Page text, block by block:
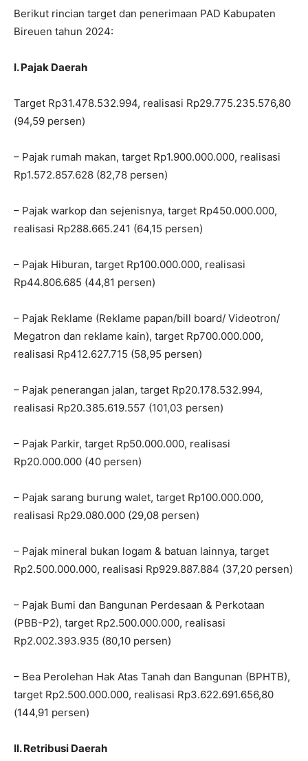
Berikut rincian target dan penerimaan PAD Kabupaten
Bireuen tahun 2024:
I. Pajak Daerah
Target Rp31.478.532.994, realisasi Rp29.775.235.576,80
(94,59 persen)
– Pajak rumah makan, target Rp1.900.000.000, realisasi
Rp1.572.857.628 (82,78 persen)
– Pajak warkop dan sejenisnya, target Rp450.000.000,
realisasi Rp288.665.241 (64,15 persen)
– Pajak Hiburan, target Rp100.000.000, realisasi
Rp44.806.685 (44,81 persen)
– Pajak Reklame (Reklame papan/bill board/ Videotron/
Megatron dan reklame kain), target Rp700.000.000,
realisasi Rp412.627.715 (58,95 persen)
– Pajak penerangan jalan, target Rp20.178.532.994,
realisasi Rp20.385.619.557 (101,03 persen)
– Pajak Parkir, target Rp50.000.000, realisasi
Rp20.000.000 (40 persen)
– Pajak sarang burung walet, target Rp100.000.000,
realisasi Rp29.080.000 (29,08 persen)
– Pajak mineral bukan logam & batuan lainnya, target
Rp2.500.000.000, realisasi Rp929.887.884 (37,20 persen)
– Pajak Bumi dan Bangunan Perdesaan & Perkotaan
(PBB-P2), target Rp2.500.000.000, realisasi
Rp2.002.393.935 (80,10 persen)
– Bea Perolehan Hak Atas Tanah dan Bangunan (BPHTB),
target Rp2.500.000.000, realisasi Rp3.622.691.656,80
(144,91 persen)
II. Retribusi Daerah